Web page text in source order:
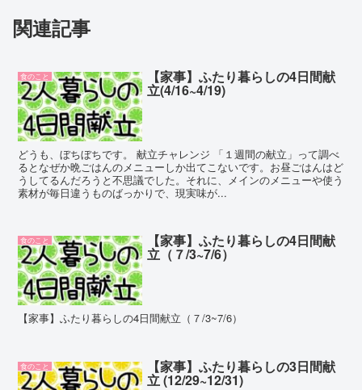
関連記事
食のこと 【家事】ふたり暮らしの4日間献
立(4/16~4/19)
どうも、ぼちぼちです。 献立チャレンジ 「１週間の献立」って調べ
るとなぜか晩ごはんのメニューしか出てこないです。お昼ごはんはど
うしてるんだろうと不思議でした。それに、メインのメニューや使う
素材が毎日違うものばっかりで、現実味が...
食のこと 【家事】ふたり暮らしの4日間献
立（７/3~7/6）
【家事】ふたり暮らしの4日間献立（７/3~7/6）
食のこと 【家事】ふたり暮らしの3日間献
立 (12/29~12/31)